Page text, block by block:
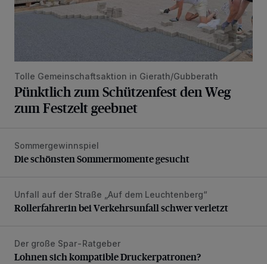
Tolle Gemeinschaftsaktion in Gierath/Gubberath
Pünktlich zum Schützenfest den Weg
zum Festzelt geebnet
Die schönsten Sommermomente gesucht
Sommergewinnspiel
Die schönsten Sommermomente gesucht
Rollerfahrerin bei Verkehrsunfall schwer verletzt
Unfall auf der Straße „Auf dem Leuchtenberg“
Rollerfahrerin bei Verkehrsunfall schwer verletzt
Lohnen sich kompatible Druckerpatronen?
Der große Spar-Ratgeber
Lohnen sich kompatible Druckerpatronen?